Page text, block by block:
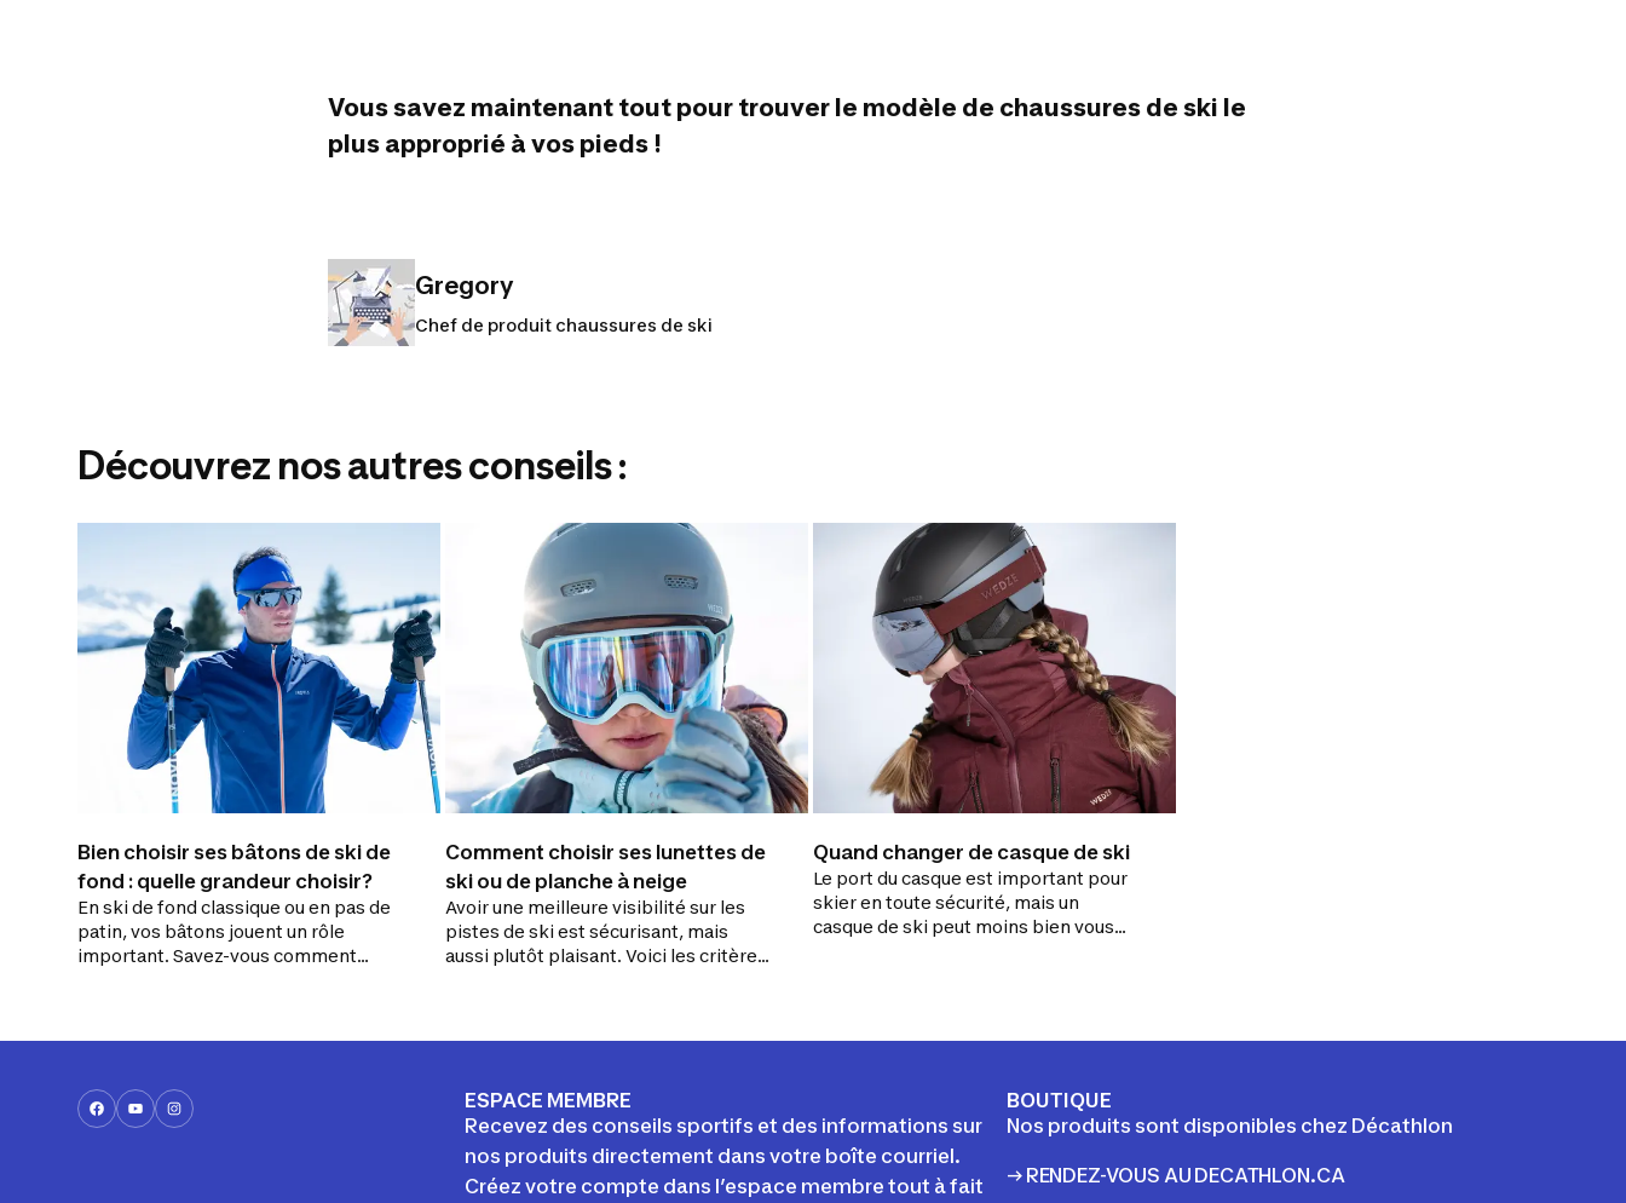
Vous savez maintenant tout pour trouver le modèle de chaussures de ski le
plus approprié à vos pieds !
Gregory
Chef de produit chaussures de ski
Découvrez nos autres conseils :
Bien choisir ses bâtons de ski de
fond : quelle grandeur choisir?
En ski de fond classique ou en pas de
patin, vos bâtons jouent un rôle
important. Savez-vous comment
Comment choisir ses lunettes de
ski ou de planche à neige
Avoir une meilleure visibilité sur les
pistes de ski est sécurisant, mais
aussi plutôt plaisant. Voici les critères
Quand changer de casque de ski
Le port du casque est important pour
skier en toute sécurité, mais un
casque de ski peut moins bien vous
glisse sereinement.
ESPACE MEMBRE
Recevez des conseils sportifs et des informations sur
nos produits directement dans votre boîte courriel.
Créez votre compte dans l’espace membre tout à fait
BOUTIQUE
Nos produits sont disponibles chez Décathlon
→ RENDEZ-VOUS AU DECATHLON.CA